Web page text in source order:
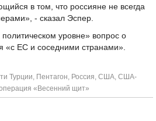
в том, что россияне не всегда
- сказал Эспер.
уровне» вопрос о
«с ЕС и соседними странами».
Турции, Пентагон, Россия, США, США-
«Весенний щит»